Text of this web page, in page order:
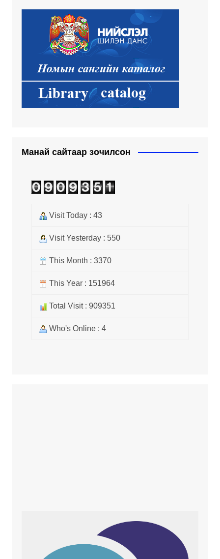
Манай сайтаар зочилсон
Visit Today : 43
Visit Yesterday : 550
This Month : 3370
This Year : 151964
Total Visit : 909351
Who's Online : 4